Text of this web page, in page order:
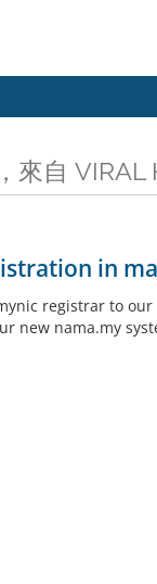
來自 VIRAL
in
registrar to
new nama.my